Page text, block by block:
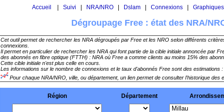
Accueil Suivi NRA/NRO| Dslam| Connexions| Graphiques
Dégroupage Free : état des NRA/
Cet outil permet de rechercher les NRA dégroupés par Free et les NRO selon différents
connexions.
Il permet en particulier de rechercher les NRA qui font partie de la cible initiale annoncée par
des abonnés en fibre optique (FTTH) : NRA où Free a comme clients au moins 15% des
Cette cible initiale n'est plus celle en cours.
Les informations sur le nombre de connexions et le taux d'abonnés Free sont des estimations
Pour chaque NRA/NRO, ville, ou département, un lien permet de consulter l'historique des
Région Département